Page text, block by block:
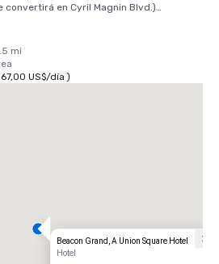
convertirá en Cyril Magnin Blvd.)
Street, gire a la DERECHA en
en la esquina de las calles Powell y
Francisco
Francisco
mi
67,00 US$/día )
Beacon Grand, A Union Square Hotel
Hotel